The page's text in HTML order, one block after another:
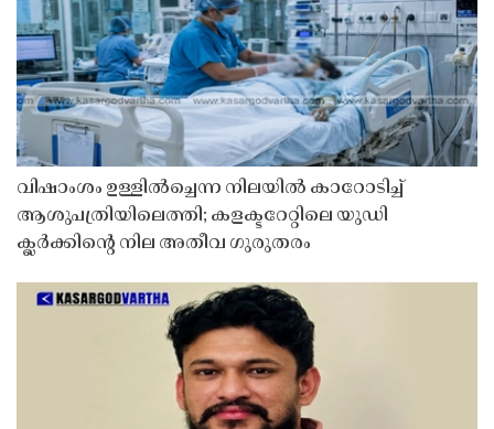
വിഷാംശം ഉള്ളിൽച്ചെന്ന നിലയിൽ കാറോടിച്ച്
ആശുപത്രിയിലെത്തി; കളക്ടറേറ്റിലെ യുഡി
ക്ലർക്കിൻ്റെ നില അതീവ ഗുരുതരം